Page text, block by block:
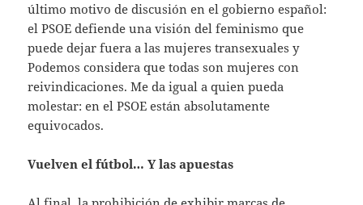
último motivo de discusión en el gobierno español:
el PSOE defiende una visión del feminismo que
puede dejar fuera a las mujeres transexuales y
Podemos considera que todas son mujeres con
reivindicaciones. Me da igual a quien pueda
molestar: en el PSOE están absolutamente
equivocados.
Vuelven el fútbol… Y las apuestas